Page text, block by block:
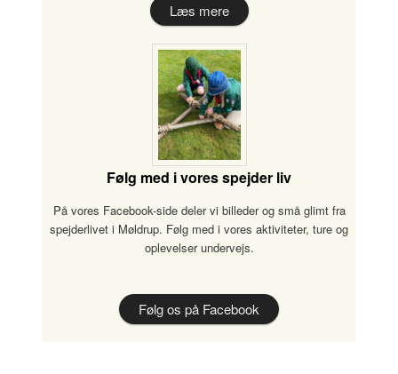
Læs mere
Følg med i vores spejder liv
På vores Facebook-side deler vi billeder og små glimt fra
spejderlivet i Møldrup. Følg med i vores aktiviteter, ture og
oplevelser undervejs.
Følg os på Facebook